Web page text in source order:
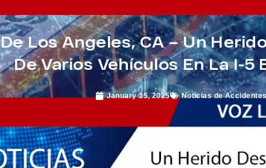
Los Angeles, CA – Un
De Varios Vehículos En La I-5
January 15, 2025 Noticias de